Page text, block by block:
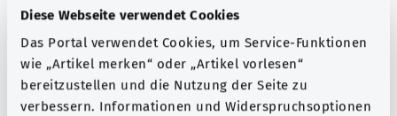
Diese Webseite verwendet Cookies
Das Portal verwendet Cookies, um Service-Funktionen
wie „Artikel merken“ oder „Artikel vorlesen“
bereitzustellen und die Nutzung der Seite zu
verbessern. Informationen und Widerspruchsoptionen